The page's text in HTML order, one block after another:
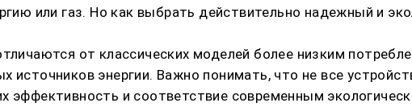
или газ. Но как выбрать действительно надежный и
от классических моделей более низким
источников энергии. Важно понимать, что не все
эффективность и соответствие современным